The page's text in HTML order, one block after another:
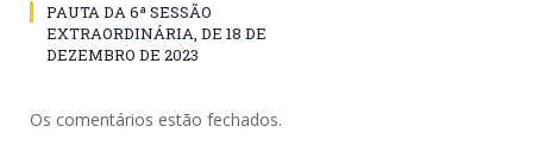
PAUTA DA 6ª SESSÃO
EXTRAORDINÁRIA, DE 18 DE
DEZEMBRO DE 2023
Os comentários estão fechados.